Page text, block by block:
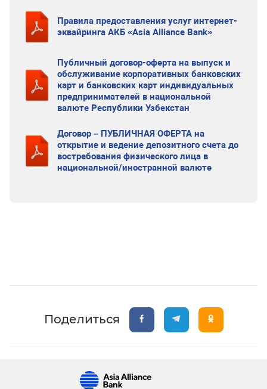
Правила предоставления услуг интернет-
эквайринга АКБ «Asia Alliance Bank»
Публичный договор-оферта на выпуск и
обслуживание корпоративных банковских
карт и банковских карт индивидуальных
предпринимателей в национальной
валюте Республики Узбекстан
Договор – ПУБЛИЧНАЯ ОФЕРТА на
открытие и ведение депозитного счета до
востребования физического лица в
национальной/иностранной валюте
Поделиться